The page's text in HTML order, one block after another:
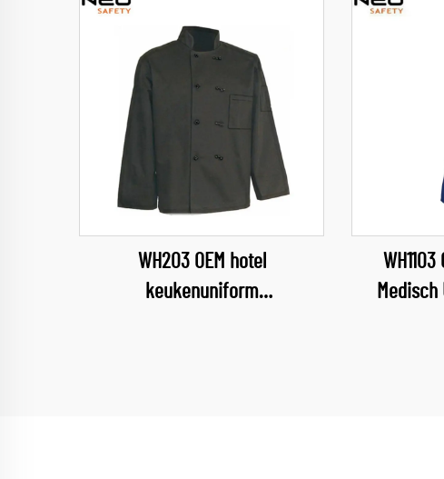
WH203 OEM hotel
keukenuniform